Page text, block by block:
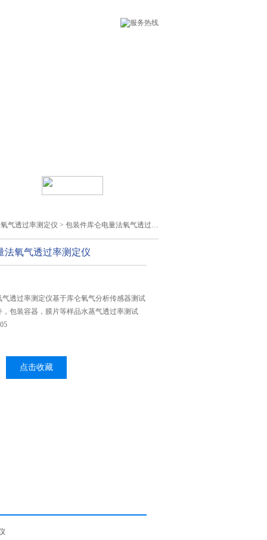
气透过率测定仪 > 包装件库仑电量法氧气透过率测定仪
法氧气透过率测定仪
透过率测定仪基于库仑氧气分析传感器测试
，包装容器，膜片等样品水蒸气透过率测试
点击收藏